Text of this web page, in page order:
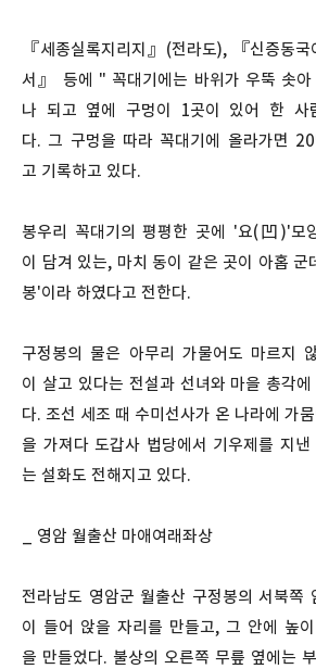
『세종실록지리지』(전라도), 『신증동
서』 등에 " 꼭대기에는 바위가 우뚝 솟아
나 되고 옆에 구멍이 1곳이 있어 한 사
다. 그 구멍을 따라 꼭대기에 올라가면
고 기록하고 있다.
봉우리 꼭대기의 평평한 곳에 '요(凹)'모
이 담겨 있는, 마치 동이 같은 곳이 아홉 군
봉'이라 하였다고 전한다.
구정봉의 물은 아무리 가물어도 마르지
이 살고 있다는 전설과 선녀와 마을 총각
다. 조선 세조 때 수미선사가 온 나라에 가
을 가져다 도갑사 법당에서 기우제를 지
는 설화도 전해지고 있다.
_ 영암 월출산 마애여래좌상
전라남도 영암군 월출산 구정봉의 서북쪽
이 들어 앉을 자리를 만들고, 그 안에 높
을 만들었다. 불상의 오른쪽 무릎 옆에는